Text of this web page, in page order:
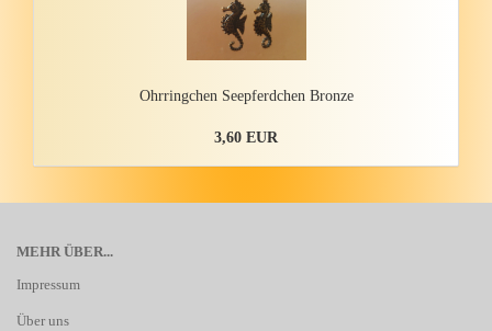
Ohr­ring­chen See­pferd­chen Bron­ze
3,60 EUR
MEHR ÜBER...
Impressum
Über uns